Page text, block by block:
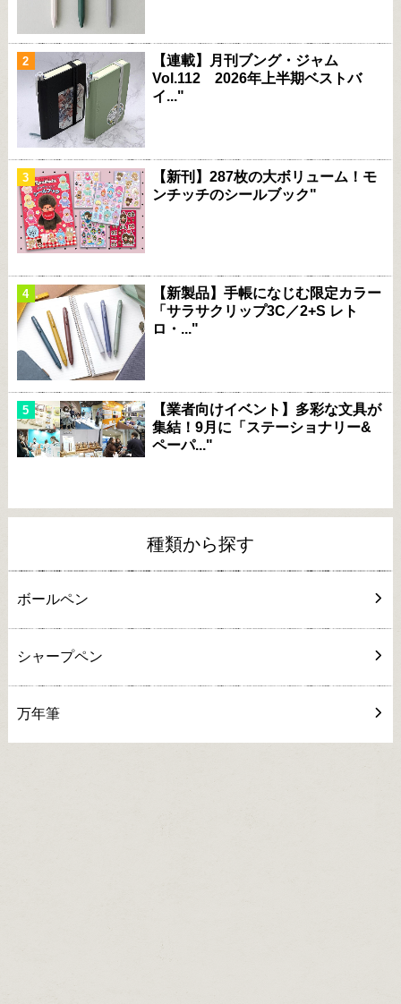
【連載】月刊ブング・ジャム
Vol.112 2026年上半期ベストバ
イ..."
【新刊】287枚の大ボリューム！モ
ンチッチのシールブック"
【新製品】手帳になじむ限定カラー
「サラサクリップ3C／2+S レト
ロ・..."
【業者向けイベント】多彩な文具が
集結！9月に「ステーショナリー&
ペーパ..."
種類から探す
ボールペン
シャープペン
万年筆